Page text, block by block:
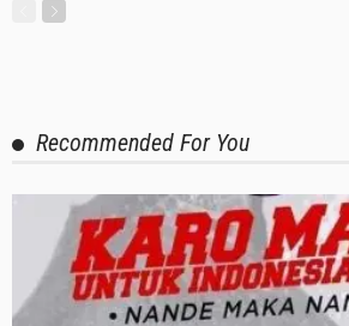
Recommended For You